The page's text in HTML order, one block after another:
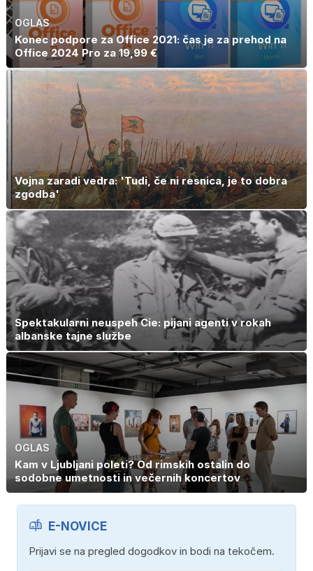
OGLAS
Konec podpore za Office 2021: čas je za prehod na
Office 2024 Pro za 19,99 €
Vojna zaradi vedra: 'Tudi, če ni resnica, je to dobra
zgodba'
Spektakularni neuspeh Cie: pijani agenti v rokah
albanske tajne službe
OGLAS
Kam v Ljubljani poleti? Od rimskih ostalin do
sodobne umetnosti in večernih koncertov
E-NOVICE
Prijavi se na pregled dogodkov in bodi na tekočem.